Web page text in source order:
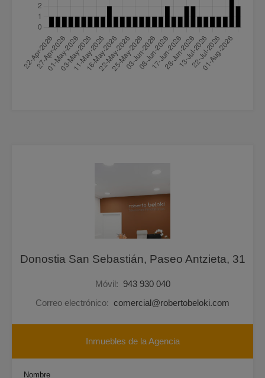
Donostia San Sebastián, Paseo Antzieta, 31
Móvil: 943 930 040
Correo electrónico: comercial@robertobeloki.com
Inmuebles de la Agencia
Nombre